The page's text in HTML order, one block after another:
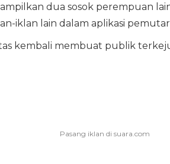
dua sosok perempuan
iklan lain dalam aplikasi
kembali membuat publik